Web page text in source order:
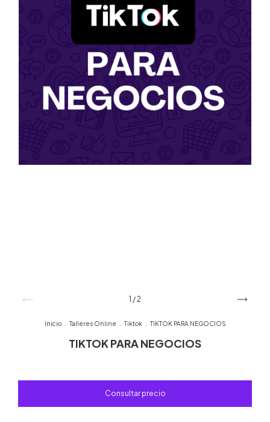
1 /2
Inicio Talleres Online Tiktok TIKTOK PARA NEGOCIOS
TIKTOK PARA NEGOCIOS